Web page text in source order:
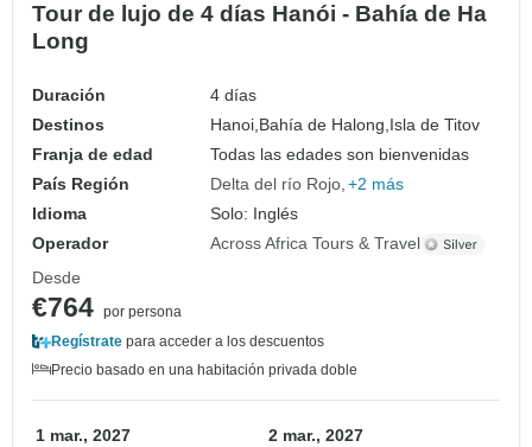
Tour de lujo de 4 días Hanói - Bahía de Ha
Long
Duración
4 días
Destinos
Hanoi, Bahía de Halong, Isla de Titov
Franja de edad
Todas las edades son bienvenidas
País Región
Delta del río Rojo +2 más
Idioma
Solo: Inglés
Operador
Across Africa Tours & Travel
Desde
€764 por persona
Regístrate para acceder a los descuentos
Precio basado en una habitación privada doble
1 mar., 2027 2 mar., 2027